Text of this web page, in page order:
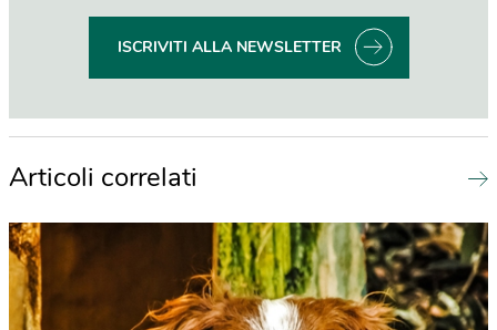
ISCRIVITI ALLA NEWSLETTER
Articoli correlati